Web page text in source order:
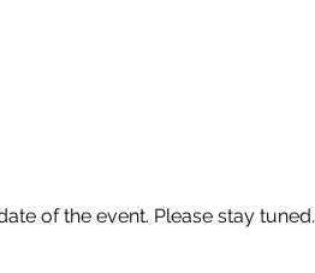
of the event. Please stay tuned.